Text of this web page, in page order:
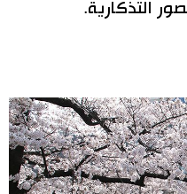
التذكارية.